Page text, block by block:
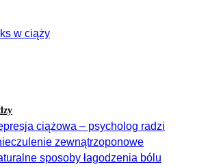
ciążowa – psycholog radzi
zewnątrzoponowe
sposoby łagodzenia bólu